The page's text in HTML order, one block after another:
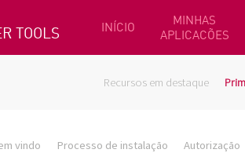
TOOLS INÍCIO
MINHAS
APLICACÕES
Recursos em destaque
vindo Processo de instalação Autorização